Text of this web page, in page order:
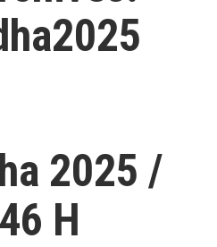
2025 /
H